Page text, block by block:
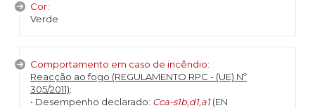
Cor:
Verde
Comportamento em caso de incêndio:
Reacção ao fogo (REGULAMENTO RPC - (UE) Nº
305/2011):
• Desempenho declarado: Cca-s1b,d1,a1(EN